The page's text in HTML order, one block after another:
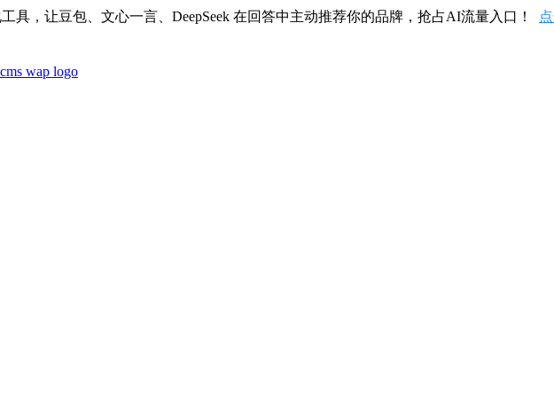
具，让豆包、文心一言、DeepSeek 在回答中主动推荐你的品牌，抢占AI流量入口！